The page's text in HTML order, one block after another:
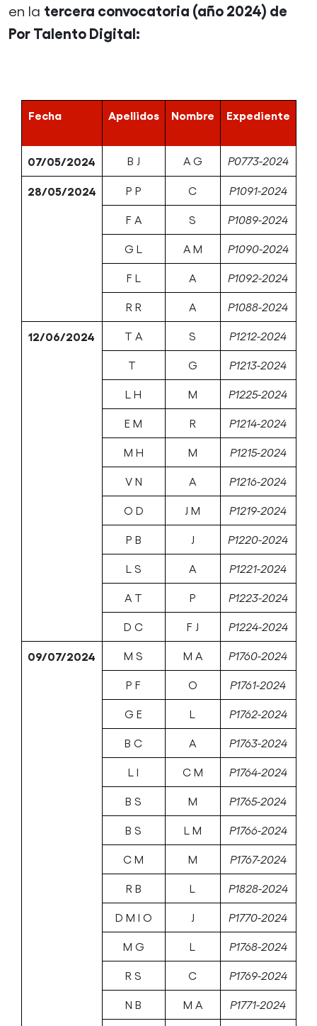
en la tercera convocatoria (año 2024) de
Por Talento Digital:
Fecha Apellidos Nombre Expediente
07/05/2024 B J A G P0773-2024
28/05/2024 P P C P1091-2024
F A S P1089-2024
G L A M P1090-2024
F L A P1092-2024
R R A P1088-2024
12/06/2024 T A S P1212-2024
T G P1213-2024
L H M P1225-2024
E M R P1214-2024
M H M P1215-2024
V N A P1216-2024
O D J M P1219-2024
P B J P1220-2024
L S A P1221-2024
A T P P1223-2024
D C F J P1224-2024
09/07/2024 M S M A P1760-2024
P F O P1761-2024
G E L P1762-2024
B C A P1763-2024
L I C M P1764-2024
B S M P1765-2024
B S L M P1766-2024
C M M P1767-2024
R B L P1828-2024
D M I O J P1770-2024
M G L P1768-2024
R S C P1769-2024
N B M A P1771-2024